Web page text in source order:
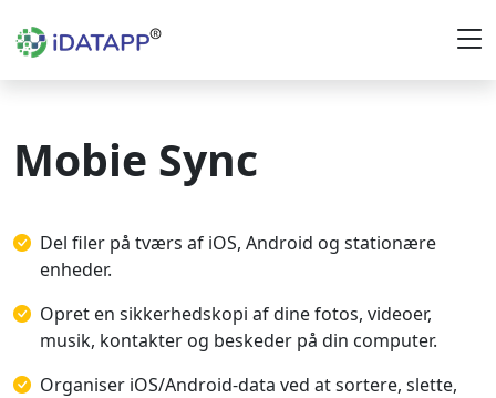
Mobie Sync
Del filer på tværs af iOS, Android og stationære
enheder.
Opret en sikkerhedskopi af dine fotos, videoer,
musik, kontakter og beskeder på din computer.
Organiser iOS/Android-data ved at sortere, slette,